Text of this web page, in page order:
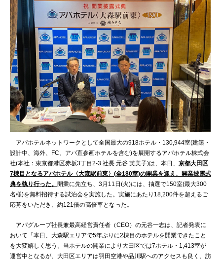
アパホテルネットワークとして全国最大の918ホテル・130,944室(建築・
設計中、海外、FC、アパ直参画ホテルを含む)を展開するアパホテル株式会
社(本社：東京都港区赤坂3丁目2‐3 社長 元谷 芙美子)は、本日、 京都大田区
7棟目となるアパホテル〈大森駅前東〉 (全180室)の開業を迎え、開業披露式
典を執り行った。 開業に先立ち、3月11日(火)には、抽選で150室(最大300
名様)を無料招待する試泊会を実施した。実施にあたり18,200件を超えるご
応募をいただき、約121倍の高倍率となった。
アパグループ社長兼最高経営責任者（CEO）の元谷一志は、記者発表に
おいて「本日、大森駅エリアで5年ぶりに2棟目のホテルを開業できたこと
を大変嬉しく思う。当ホテルの開業により大田区では7ホテル・1,413室が
運営中となるが、大田区エリアは羽田空港や品川駅へのアクセスも良く、訪